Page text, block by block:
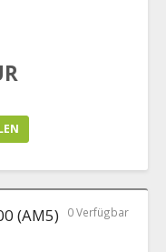
(AM5) 0 Verfügbar